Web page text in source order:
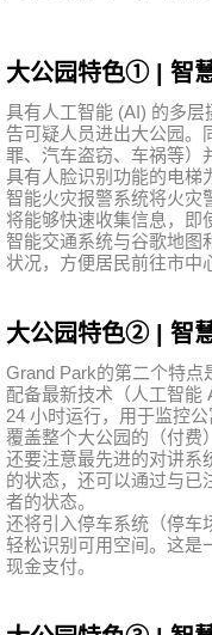
大公园特色① | 智
具有人工智能 (AI) 的多
告可疑人员进出大公园。
罪、汽车盗窃、车祸等）
具有人脸识别功能的电梯
智能火灾报警系统将火灾
将能够快速收集信息，即
智能交通系统与谷歌地图
状况，方便居民前往市中
大公园特色② | 智
Grand Park的第二个特点
配备最新技术（人工智能
24 小时运行，用于监控公
覆盖整个大公园的（付费
还要注意最先进的对讲系
的状态，还可以通过与已
者的状态。
还将引入停车系统（停车
轻松识别可用空间。这是
现金支付。